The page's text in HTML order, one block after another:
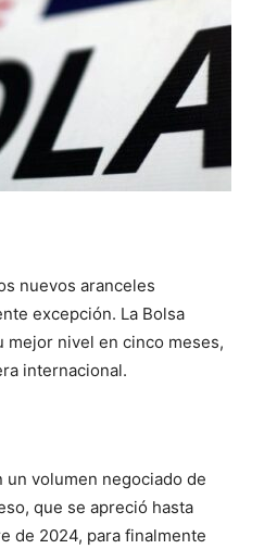
nuevos aranceles
excepción. La Bolsa
mejor nivel en cinco meses,
internacional.
un volumen negociado de
que se apreció hasta
de 2024, para finalmente